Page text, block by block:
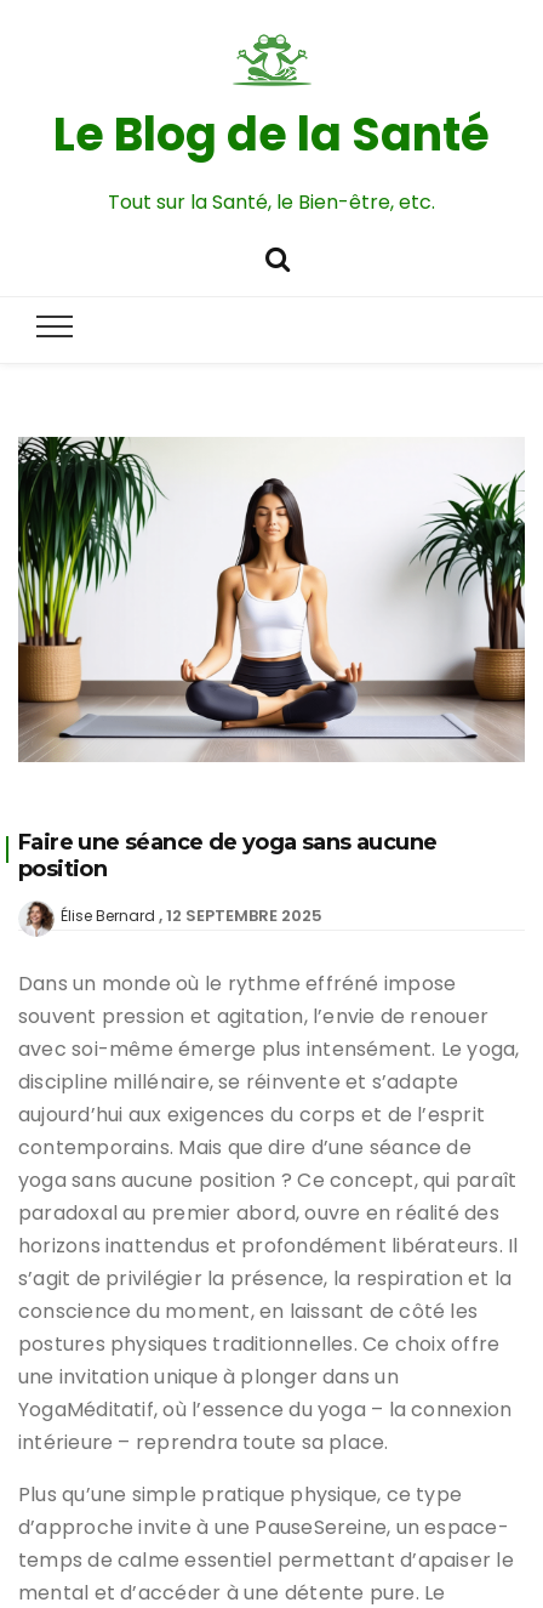
Le Blog de la Santé
Tout sur la Santé, le Bien-être, etc.
Faire une séance de yoga sans aucune
position
Élise Bernard 12 SEPTEMBRE 2025
Dans un monde où le rythme effréné impose
souvent pression et agitation, l’envie de renouer
avec soi-même émerge plus intensément. Le yoga,
discipline millénaire, se réinvente et s’adapte
aujourd’hui aux exigences du corps et de l’esprit
contemporains. Mais que dire d’une séance de
yoga sans aucune position ? Ce concept, qui paraît
paradoxal au premier abord, ouvre en réalité des
horizons inattendus et profondément libérateurs. Il
s’agit de privilégier la présence, la respiration et la
conscience du moment, en laissant de côté les
postures physiques traditionnelles. Ce choix offre
une invitation unique à plonger dans un
YogaMéditatif, où l’essence du yoga – la connexion
intérieure – reprendra toute sa place.
Plus qu’une simple pratique physique, ce type
d’approche invite à une PauseSereine, un espace-
temps de calme essentiel permettant d’apaiser le
mental et d’accéder à une détente pure. Le